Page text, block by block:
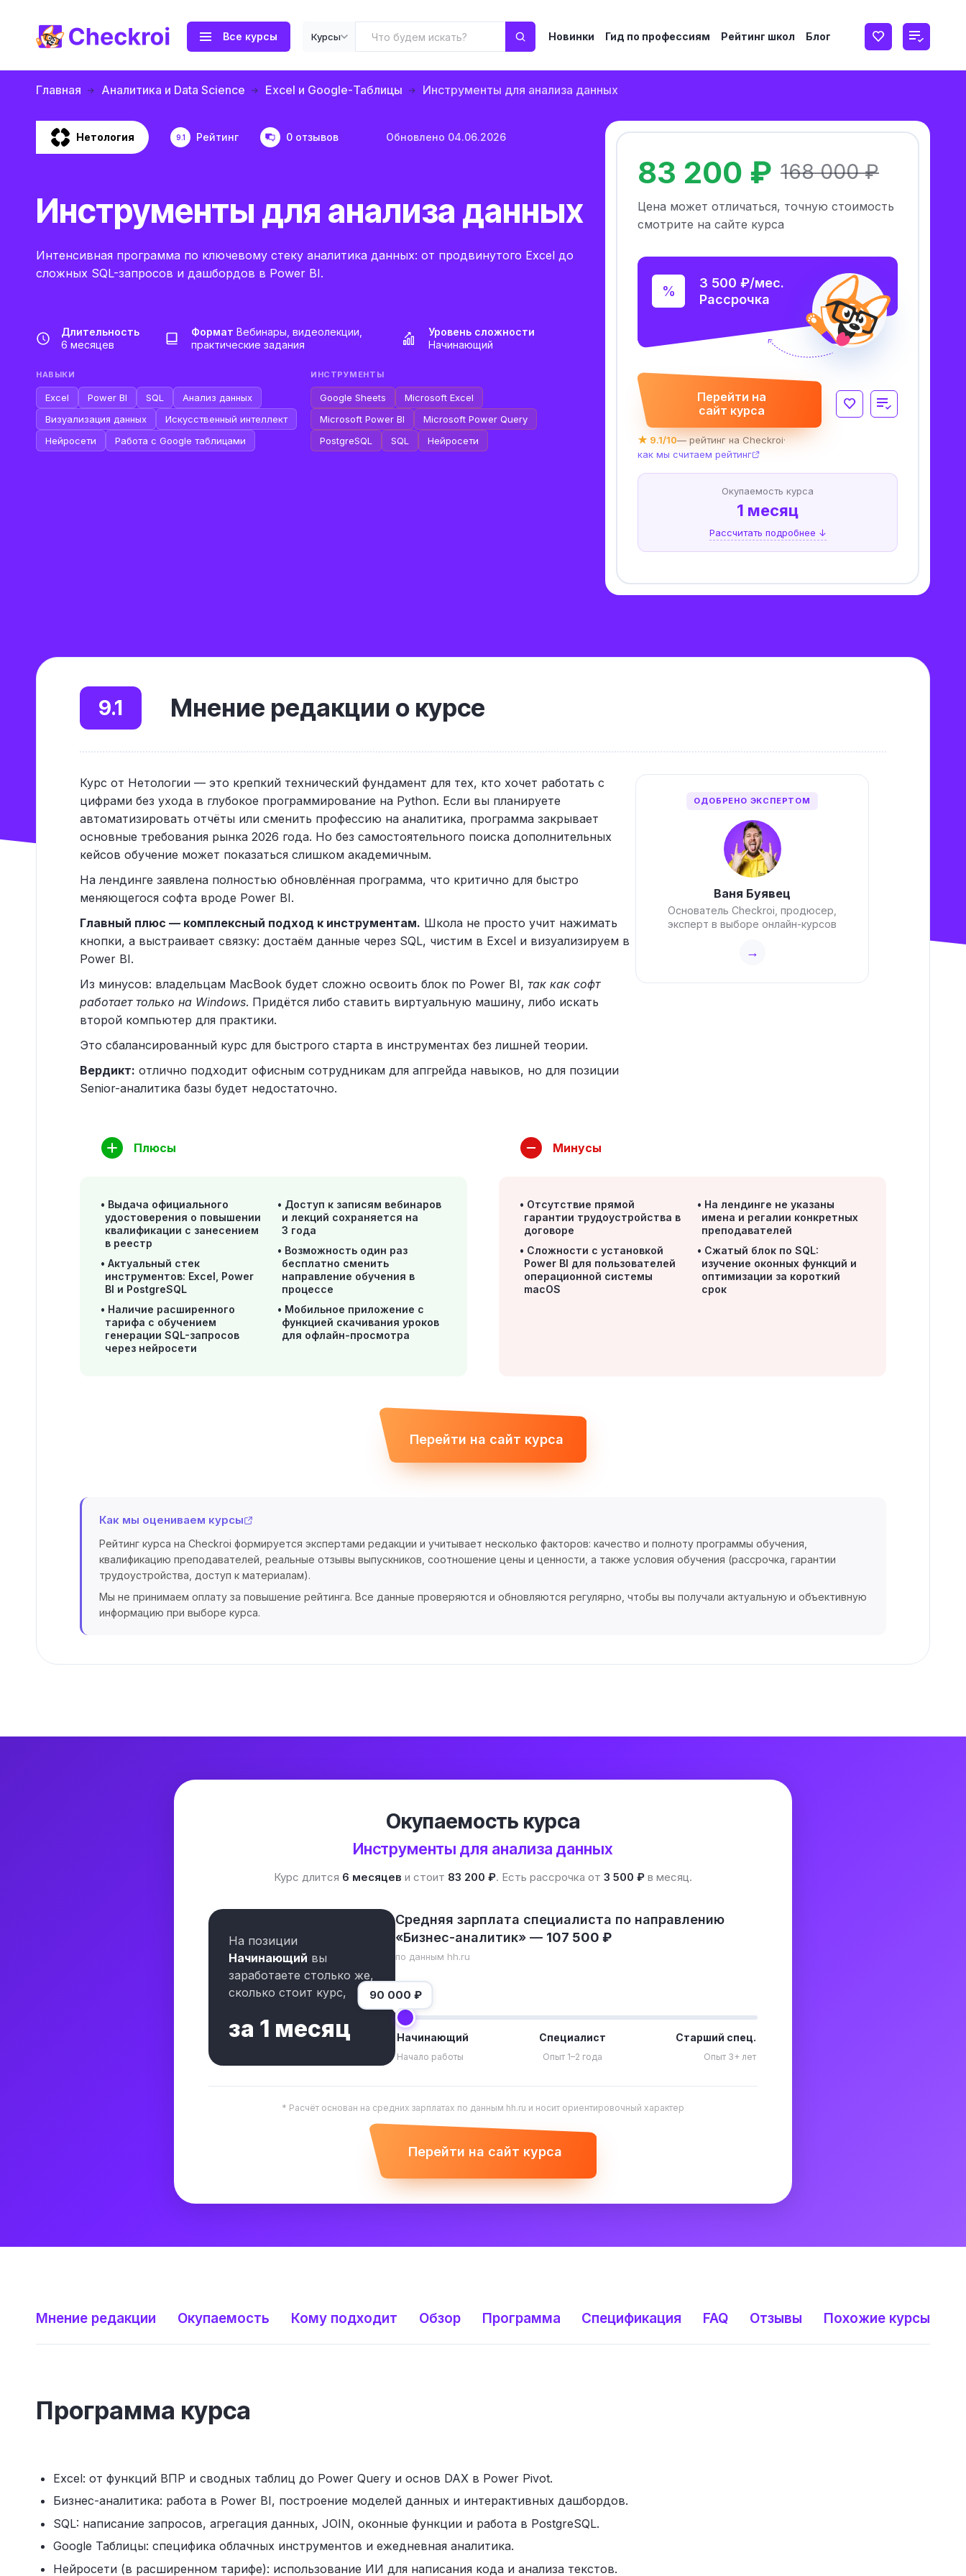
Все курсы Курсы Новинки Гид по профессиям Рейтинг школ Блог
Главная Аналитика и Data Science Excel и Google-Таблицы Инструменты для анализа данных
Нетология 9.1 Рейтинг 0 отзывов Обновлено 04.06.2026
Инструменты для анализа данных
Интенсивная программа по ключевому стеку аналитика данных: от продвинутого Excel до
сложных SQL-запросов и дашбордов в Power BI.
Длительность
6 месяцев
Формат Вебинары, видеолекции,
практические задания
Уровень сложности
Начинающий
НАВЫКИ
Excel Power BI SQL
Анализ данных
Визуализация данных
Искусственный интеллект
Нейросети
Работа с Google таблицами
ИНСТРУМЕНТЫ
Google Sheets
Microsoft Excel
Microsoft Power BI
Microsoft Power Query
PostgreSQL
SQL Нейросети
83 200 ₽ 168 000 ₽
Цена может отличаться, точную стоимость
смотрите на сайте курса
3 500 ₽/мес.
Рассрочка
Перейти на
сайт курса
★ 9.1/10— рейтинг на Checkroi·
как мы считаем рейтинг
Окупаемость курса
1 месяц
Рассчитать подробнее ↓
Мнение редакции о курсе
9.1
Курс от Нетологии — это крепкий технический фундамент для тех, кто хочет работать с
цифрами без ухода в глубокое программирование на Python. Если вы планируете
автоматизировать отчёты или сменить профессию на аналитика, программа закрывает
основные требования рынка 2026 года. Но без самостоятельного поиска дополнительных
кейсов обучение может показаться слишком академичным.
На лендинге заявлена полностью обновлённая программа, что критично для быстро
меняющегося софта вроде Power BI.
Главный плюс — комплексный подход к инструментам. Школа не просто учит нажимать
кнопки, а выстраивает связку: достаём данные через SQL, чистим в Excel и визуализируем в
Power BI.
Из минусов: владельцам MacBook будет сложно освоить блок по Power BI, так как софт
работает только на Windows. Придётся либо ставить виртуальную машину, либо искать
второй компьютер для практики.
Это сбалансированный курс для быстрого старта в инструментах без лишней теории.
Вердикт: отлично подходит офисным сотрудникам для апгрейда навыков, но для позиции
Senior-аналитика базы будет недостаточно.
ОДОБРЕНО ЭКСПЕРТОМ
Ваня Буявец
Основатель Checkroi, продюсер,
эксперт в выборе онлайн-курсов
→
Плюсы
Выдача официального
удостоверения о повышении
квалификации с занесением
в реестр
Актуальный стек
инструментов: Excel, Power
BI и PostgreSQL
Наличие расширенного
тарифа с обучением
генерации SQL-запросов
через нейросети
Доступ к записям вебинаров
и лекций сохраняется на
3 года
Возможность один раз
бесплатно сменить
направление обучения в
процессе
Мобильное приложение с
функцией скачивания уроков
для офлайн-просмотра
Минусы
Отсутствие прямой
гарантии трудоустройства в
договоре
Сложности с установкой
Power BI для пользователей
операционной системы
macOS
На лендинге не указаны
имена и регалии конкретных
преподавателей
Сжатый блок по SQL:
изучение оконных функций и
оптимизации за короткий
срок
Перейти на сайт курса
Как мы оцениваем курсы
Рейтинг курса на Checkroi формируется экспертами редакции и учитывает несколько факторов: качество и полноту программы обучения,
квалификацию преподавателей, реальные отзывы выпускников, соотношение цены и ценности, а также условия обучения (рассрочка, гарантии
трудоустройства, доступ к материалам).
Мы не принимаем оплату за повышение рейтинга. Все данные проверяются и обновляются регулярно, чтобы вы получали актуальную и объективную
информацию при выборе курса.
Окупаемость курса
Инструменты для анализа данных
Курс длится 6 месяцев и стоит 83 200 ₽. Есть рассрочка от 3 500 ₽ в месяц.
На позиции
Начинающий вы
заработаете столько же,
сколько стоит курс,
за 1 месяц
Средняя зарплата специалиста по направлению
«Бизнес-аналитик» — 107 500 ₽
по данным hh.ru
90 000 ₽
Начинающий
Начало работы
Специалист
Опыт 1–2 года
Старший спец.
Опыт 3+ лет
* Расчёт основан на средних зарплатах по данным hh.ru и носит ориентировочный характер
Перейти на сайт курса
Мнение редакции Окупаемость Кому подходит Обзор Программа Спецификация FAQ Отзывы Похожие курсы
Программа курса
Excel: от функций ВПР и сводных таблиц до Power Query и основ DAX в Power Pivot.
Бизнес-аналитика: работа в Power BI, построение моделей данных и интерактивных дашбордов.
SQL: написание запросов, агрегация данных, JOIN, оконные функции и работа в PostgreSQL.
Google Таблицы: специфика облачных инструментов и ежедневная аналитика.
Нейросети (в расширенном тарифе): использование ИИ для написания кода и анализа текстов.